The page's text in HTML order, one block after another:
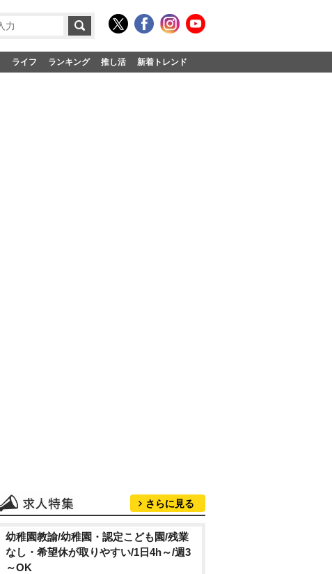
ライフ ランキング 推し活 新着トレンド
さらに見る
幼稚園教諭/幼稚園・認定こども園/残業
なし・希望休が取りやすい/1日4h～/週3
～OK